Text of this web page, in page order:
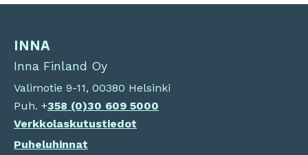
INNA
Inna Finland Oy
Valimotie 9-11, 00380 Helsinki
Puh. +358 (0)30 609 5000
Verkkolaskutustiedot
Puheluhinnat